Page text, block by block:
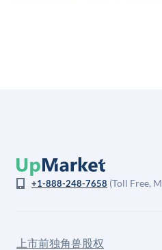
+1-888-248-7658 (Toll Free,
上市前独角兽股权